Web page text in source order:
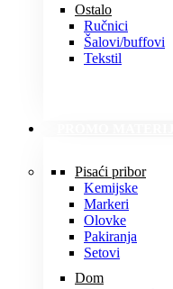
Ostalo
Ručnici
Šalovi/buffovi
Tekstil
Pisaći pribor
Kemijske
Markeri
Olovke
Pakiranja
Setovi
Dom